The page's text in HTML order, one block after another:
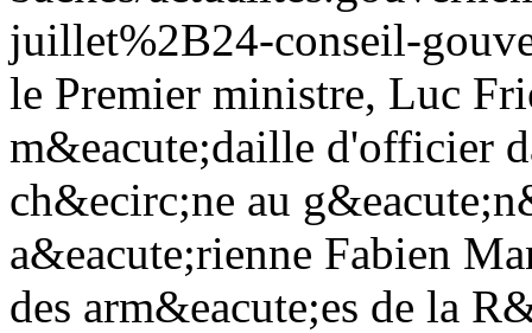
juillet%2B24-conseil-
le Premier ministre, Luc
m&eacute;daille d'officier
ch&ecirc;ne au
a&eacute;rienne Fabien
des arm&eacute;es de la